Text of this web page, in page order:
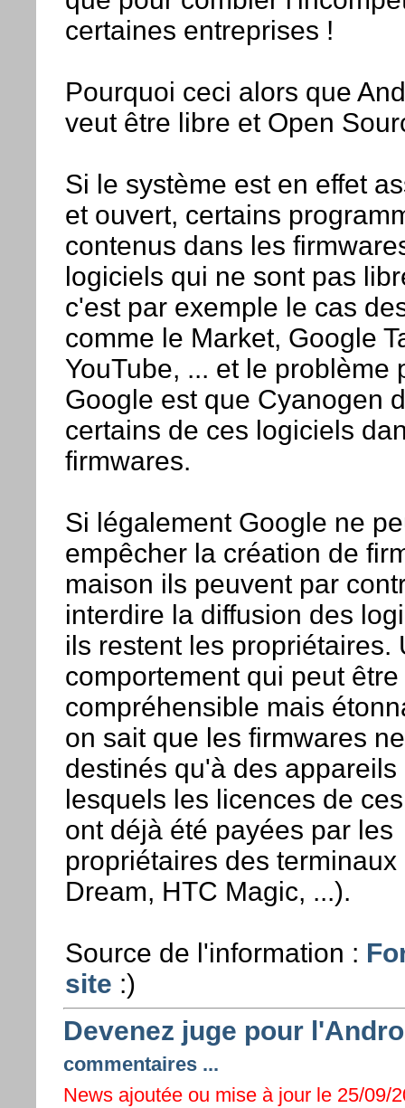
certaines entreprises !
Pourquoi ceci alors que
veut être libre et Open
Si le système est en effet
et ouvert, certains
contenus dans les
logiciels qui ne sont pas
c'est par exemple le cas
comme le Market, Google
YouTube, ... et le problème
Google est que Cyanogen
certains de ces logiciels
firmwares.
Si légalement Google ne
empêcher la création de
maison ils peuvent par
interdire la diffusion des
ils restent les propriétaires.
comportement qui peut être
compréhensible mais
on sait que les firmwares
destinés qu'à des appareils
lesquels les licences de
ont déjà été payées par les
propriétaires des terminaux
Dream, HTC Magic, ...).
Source de l'information :
site :)
Devenez juge pour
commentaires ...
News ajoutée ou mise à jour le 25/09/